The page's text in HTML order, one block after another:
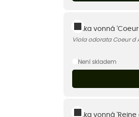
Violka vonná
Viola odorata Coeur d
Není skladem
Violka vonná 'Reine